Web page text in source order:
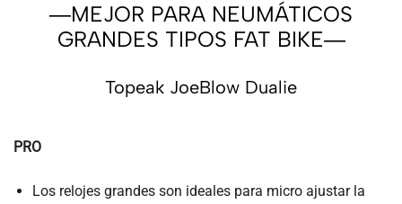
―MEJOR PARA NEUMÁTICOS
GRANDES TIPOS FAT BIKE―
Topeak JoeBlow Dualie
PRO
Los relojes grandes son ideales para micro ajustar la